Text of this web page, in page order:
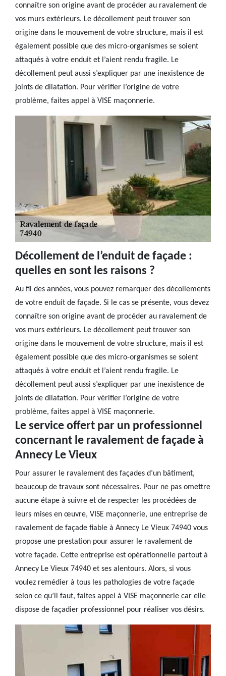
connaître son origine avant de procéder au ravalement de
vos murs extérieurs. Le décollement peut trouver son
origine dans le mouvement de votre structure, mais il est
également possible que des micro-organismes se soient
attaqués à votre enduit et l’aient rendu fragile. Le
décollement peut aussi s’expliquer par une inexistence de
joints de dilatation. Pour vérifier l’origine de votre
problème, faites appel à VISE maçonnerie.
Décollement de l’enduit de façade :
quelles en sont les raisons ?
Au fil des années, vous pouvez remarquer des décollements
de votre enduit de façade. Si le cas se présente, vous devez
connaître son origine avant de procéder au ravalement de
vos murs extérieurs. Le décollement peut trouver son
origine dans le mouvement de votre structure, mais il est
également possible que des micro-organismes se soient
attaqués à votre enduit et l’aient rendu fragile. Le
décollement peut aussi s’expliquer par une inexistence de
joints de dilatation. Pour vérifier l’origine de votre
problème, faites appel à VISE maçonnerie.
Le service offert par un professionnel
concernant le ravalement de façade à
Annecy Le Vieux
Pour assurer le ravalement des façades d’un bâtiment,
beaucoup de travaux sont nécessaires. Pour ne pas omettre
aucune étape à suivre et de respecter les procédées de
leurs mises en œuvre, VISE maçonnerie, une entreprise de
ravalement de façade fiable à Annecy Le Vieux 74940 vous
propose une prestation pour assurer le ravalement de
votre façade. Cette entreprise est opérationnelle partout à
Annecy Le Vieux 74940 et ses alentours. Alors, si vous
voulez remédier à tous les pathologies de votre façade
selon ce qu’il faut, faites appel à VISE maçonnerie car elle
dispose de façadier professionnel pour réaliser vos désirs.